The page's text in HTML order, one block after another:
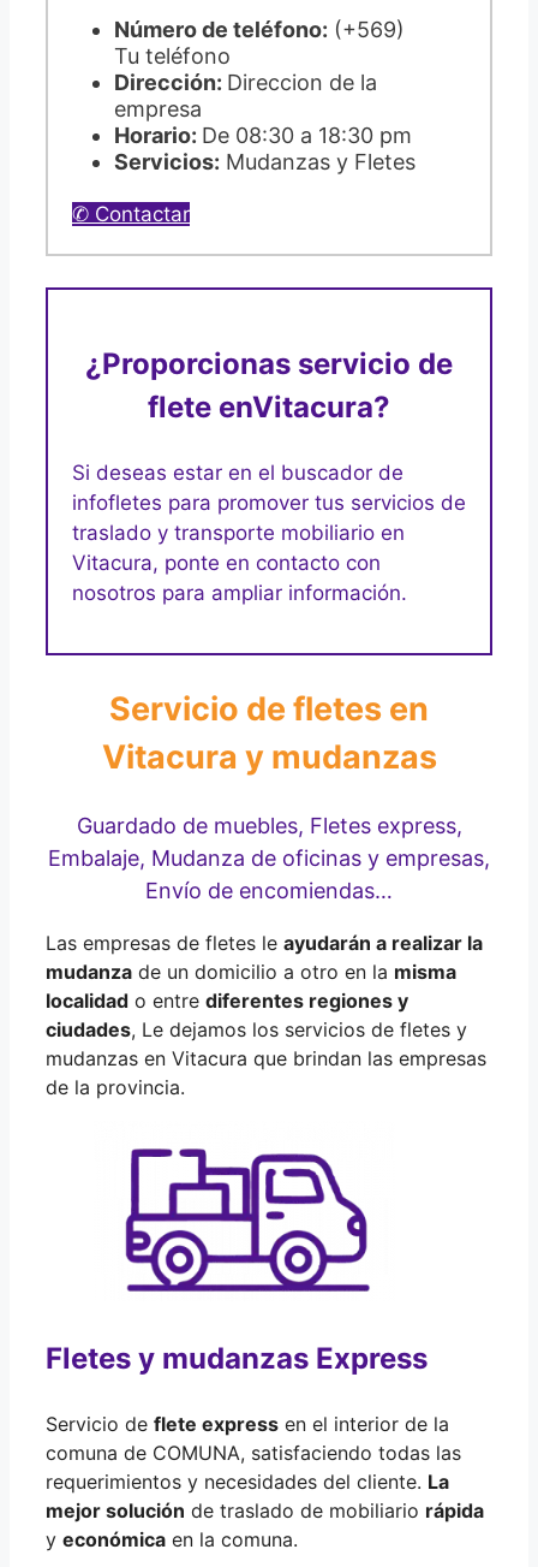
Número de teléfono: (+569)
Tu teléfono
Dirección: Direccion de la
empresa
Horario: De 08:30 a 18:30 pm
Servicios: Mudanzas y Fletes
✆ Contactar
¿Proporcionas servicio de
flete enVitacura?
Si deseas estar en el buscador de
infofletes para promover tus servicios de
traslado y transporte mobiliario en
Vitacura, ponte en contacto con
nosotros para ampliar información.
Servicio de fletes en
Vitacura y mudanzas
Guardado de muebles, Fletes express,
Embalaje, Mudanza de oficinas y empresas,
Envío de encomiendas…
Las empresas de fletes le ayudarán a realizar la
mudanza de un domicilio a otro en la misma
localidad o entre diferentes regiones y
ciudades, Le dejamos los servicios de fletes y
mudanzas en Vitacura que brindan las empresas
de la provincia.
Fletes y mudanzas Express
Servicio de flete express en el interior de la
comuna de COMUNA, satisfaciendo todas las
requerimientos y necesidades del cliente. La
mejor solución de traslado de mobiliario rápida
y económica en la comuna.